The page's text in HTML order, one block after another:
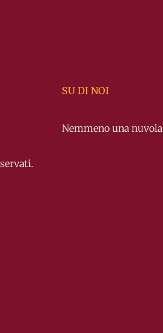
SU DI NOI
Nemmeno una nuvola